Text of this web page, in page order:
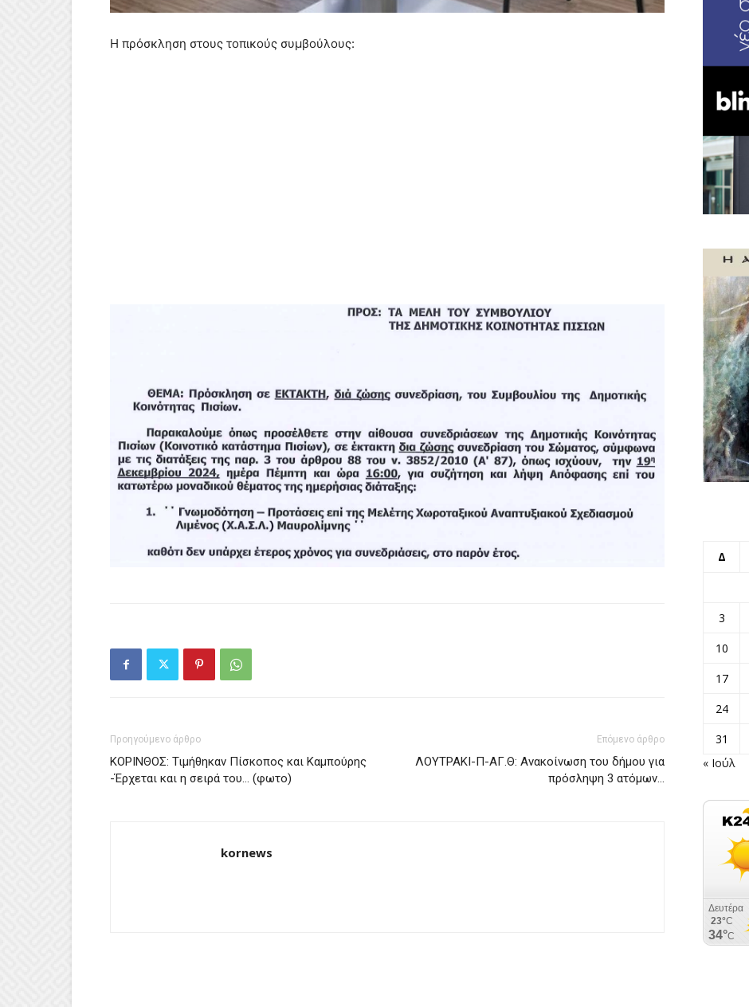
Η πρόσκληση στους τοπικούς συμβούλους:
Προηγούμενο άρθρο
ΚΟΡΙΝΘΟΣ: Τιμήθηκαν Πίσκοπος και Καμπούρης
-Έρχεται και η σειρά του… (φωτο)
Επόμενο άρθρο
ΛΟΥΤΡΑΚΙ-Π-ΑΓ.Θ: Ανακοίνωση του δήμου για
πρόσληψη 3 ατόμων…
kornews
Δ
3
10
17
24
31
« Ιούλ